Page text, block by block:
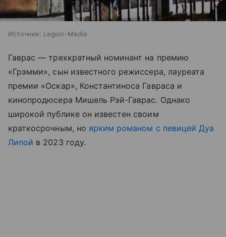
Источник: Legion-Media
Гаврас — трехкратный номинант на премию
«Грэмми», сын известного режиссера, лауреата
премии «Оскар», Константиноса Гавраса и
кинопродюсера Мишель Рэй-Гаврас. Однако
широкой публике он известен своим
краткосрочным, но ярким романом с певицей Дуа
Липой в 2023 году.